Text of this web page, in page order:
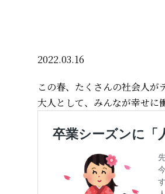
2022.03.16
この春、たくさんの社会人が
大人として、みんなが幸せに